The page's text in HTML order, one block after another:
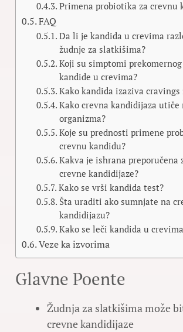
Primena probiotika za crevnu
FAQ
Da li je kandida u crevima
žudnje za slatkišima?
Koji su simptomi
kandide u crevima?
Kako kandida izaziva cravings
Kako crevna kandidijaza utiče
organizma?
Koje su prednosti primene
crevnu kandidu?
Kakva je ishrana preporučena
crevne kandidijaze?
Kako se vrši kandida test?
Šta uraditi ako sumnjate na
kandidijazu?
Kako se leči kandida u
Veze ka izvorima
Glavne Poente
Žudnja za slatkišima može
crevne kandidijaze